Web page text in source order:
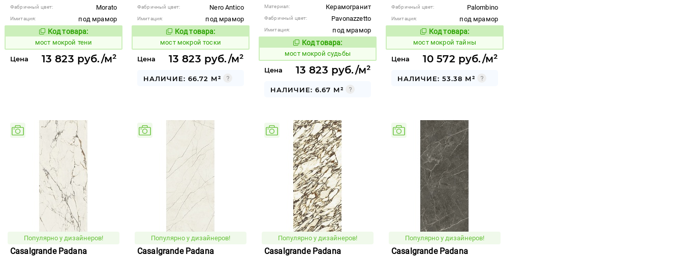
Фабричный цвет: Morato
Имитация:
под мрамор
Код товара:
1022978Код товара:
мост мокрой тени
Цена 13 823 руб./м²
Фабричный цвет: Nero Antico
Имитация:
под мрамор
Код товара:
1022981 Код товара:
мост мокрой тоски
Цена 13 823 руб./м²
НАЛИЧИЕ: 66.72 М²
Материал: Керамогранит
Фабричный цвет: Pavonazzetto
Имитация:
под мрамор
Код товара:
1022974Код товара:
мост мокрой судьбы
Цена 13 823 руб./м²
НАЛИЧИЕ: 6.67 М²
Фабричный цвет: Palombino
Имитация:
под мрамор
Код товара:
1022976Код товара:
мост мокрой тайны
Цена 10 572 руб./м²
НАЛИЧИЕ: 53.38 М²
Популярно у дизайнеров!
Casalgrande Padana
Популярно у дизайнеров!
Casalgrande Padana
Популярно у дизайнеров!
Casalgrande Padana
Популярно у дизайнеров!
Casalgrande Padana